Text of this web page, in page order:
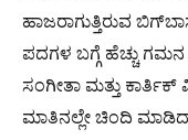
ಹಾಜರಾಗುತ್ತಿರುವ
ಪದಗಳ ಬಗ್ಗೆ ಹೆಚ್ಚು ಗಮನ
ಸಂಗೀತಾ ಮತ್ತು ಕಾರ್ತಿಕ್​
ಮಾತಿನಲ್ಲೇ ಚಿಂದಿ